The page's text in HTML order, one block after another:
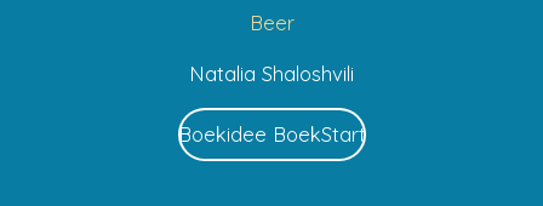
Beer
Natalia Shaloshvili
Boekidee BoekStart